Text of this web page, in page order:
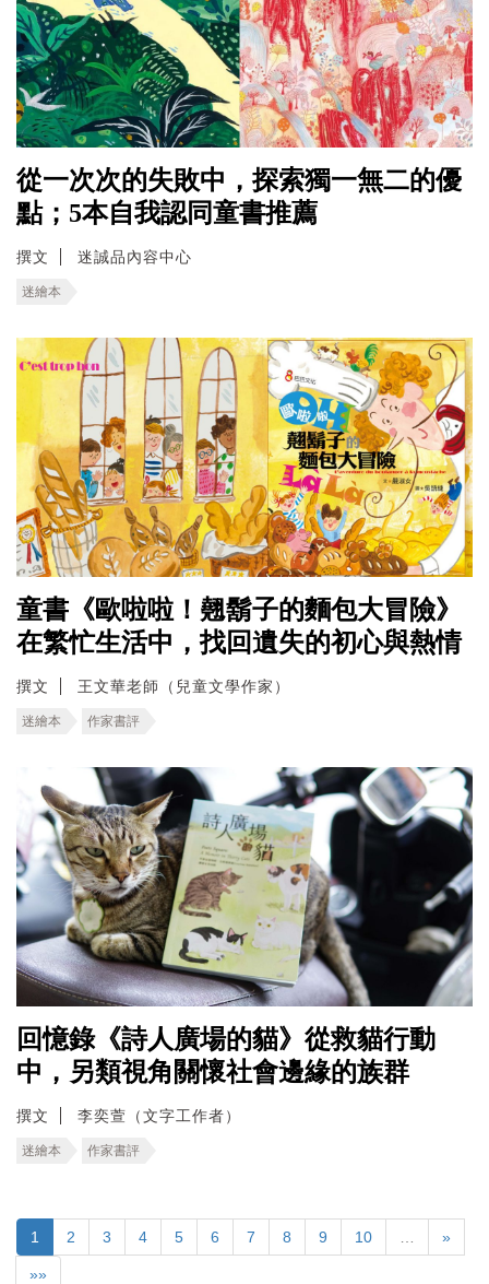
從一次次的失敗中，探索獨一無二的優
點；5本自我認同童書推薦
撰文 迷誠品內容中心
迷繪本
童書《歐啦啦！翹鬍子的麵包大冒險》
在繁忙生活中，找回遺失的初心與熱情
撰文 王文華老師（兒童文學作家）
迷繪本 作家書評
回憶錄《詩人廣場的貓》從救貓行動
中，另類視角關懷社會邊緣的族群
撰文 李奕萱（文字工作者）
迷繪本 作家書評
1 2 3 4 5 6 7 8 9 10 »
»»